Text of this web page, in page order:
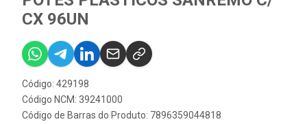
CX 96UN
Código: 429198
Código NCM: 39241000
Código de Barras do Produto: 7896359044818